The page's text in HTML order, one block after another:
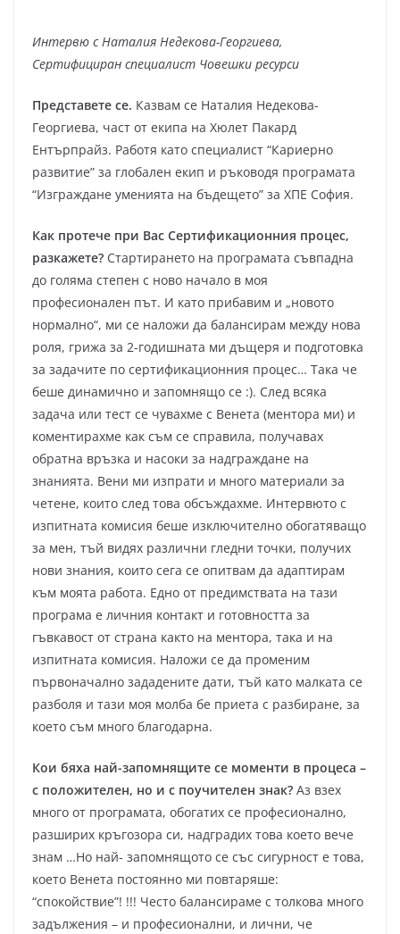
Интервю с Наталия Недекова-Георгиева,
Сертифициран специалист Човешки ресурси
Представете се. Казвам се Наталия Недекова-
Георгиева, част от екипа на Хюлет Пакард
Ентърпрайз. Работя като специалист “Кариерно
развитие” за глобален екип и ръководя програмата
“Изграждане уменията на бъдещето” за ХПЕ София.
Как протече при Вас Сертификационния процес,
разкажете? Стартирането на програмата съвпадна
до голяма степен с ново начало в моя
професионален път. И като прибавим и „новото
нормално“, ми се наложи да балансирам между нова
роля, грижа за 2-годишната ми дъщеря и подготовка
за задачите по сертификационния процес… Така че
беше динамично и запомнящо се :). След всяка
задача или тест се чувахме с Венета (ментора ми) и
коментирахме как съм се справила, получавах
обратна връзка и насоки за надграждане на
знанията. Вени ми изпрати и много материали за
четене, които след това обсъждахме. Интервюто с
изпитната комисия беше изключително обогатяващо
за мен, тъй видях различни гледни точки, получих
нови знания, които сега се опитвам да адаптирам
към моята работа. Едно от предимствата на тази
програма е личния контакт и готовността за
гъвкавост от страна както на ментора, така и на
изпитната комисия. Наложи се да променим
първоначално зададените дати, тъй като малката се
разболя и тази моя молба бе приета с разбиране, за
което съм много благодарна.
Кои бяха най-запомнящите се моменти в процеса –
с положителен, но и с поучителен знак? Аз взех
много от програмата, обогатих се професионално,
разширих кръгозора си, надградих това което вече
знам …Но най- запомнящото се със сигурност е това,
което Венета постоянно ми повтаряше:
“спокойствие”! !!! Често балансираме с толкова много
задължения – и професионални, и лични, че